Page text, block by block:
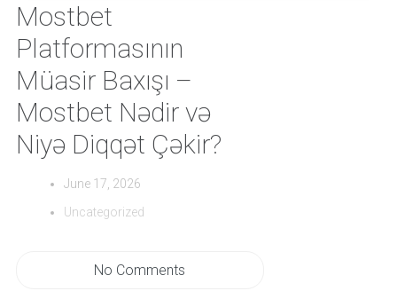
Mostbet
Platformasının
Müasir Baxışı –
Mostbet Nədir və
Niyə Diqqət Çəkir?
June 17, 2026
Uncategorized
No Comments